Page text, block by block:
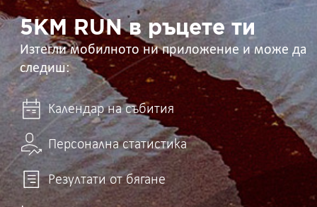
ръцете
ти 5KM RUN в ръцете ти
Изтегли мобилното ни приложение и може да
следиш:
Календар на събития
Персонална статистика
Резултати от бягане